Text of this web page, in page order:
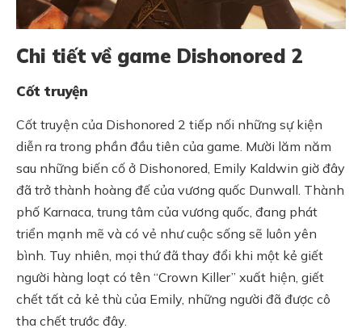
Chi tiết về game Dishonored 2
Cốt truyện
Cốt truyện của Dishonored 2 tiếp nối những sự kiện
diễn ra trong phần đầu tiên của game. Mười lăm năm
sau những biến cố ở Dishonored, Emily Kaldwin giờ đây
đã trở thành hoàng đế của vương quốc Dunwall. Thành
phố Karnaca, trung tâm của vương quốc, đang phát
triển mạnh mẽ và có vẻ như cuộc sống sẽ luôn yên
bình. Tuy nhiên, mọi thứ đã thay đổi khi một kẻ giết
người hàng loạt có tên “Crown Killer” xuất hiện, giết
chết tất cả kẻ thù của Emily, những người đã được cô
tha chết trước đây.